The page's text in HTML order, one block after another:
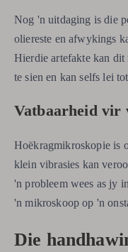
Nog 'n uitdaging is die
oliereste en afwykings
Hierdie artefakte kan
te sien en kan selfs lei
Vatbaarheid vir
Hoëkragmikroskopie is
klein vibrasies kan
'n probleem wees as jy
'n mikroskoop op 'n
Die